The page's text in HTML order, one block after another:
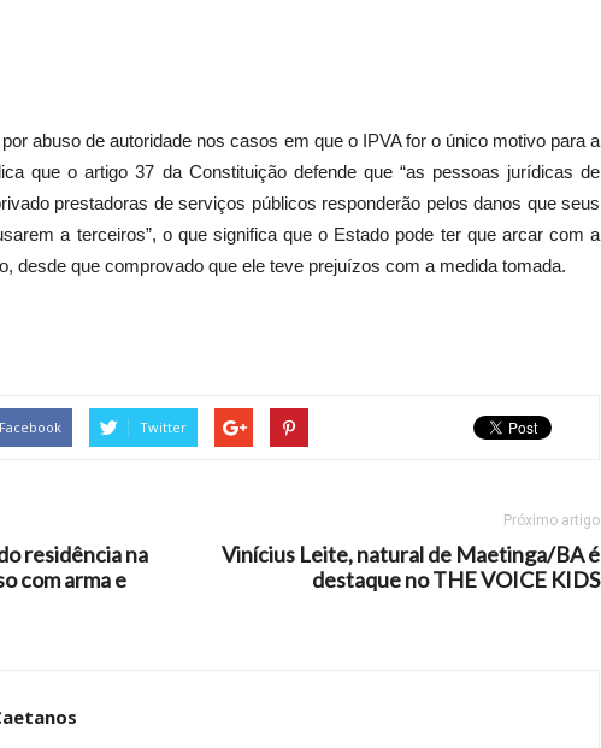
abuso de autoridade nos casos em que o IPVA for o único motivo para a
que o artigo 37 da Constituição defende que “as pessoas jurídicas de
prestadoras de serviços públicos responderão pelos danos que seus
a terceiros”, o que significa que o Estado pode ter que arcar com a
desde que comprovado que ele teve prejuízos com a medida tomada.
Facebook Twitter
residência na
com arma e
Próximo artigo
Vinícius Leite, natural de Maetinga/BA é
destaque no THE VOICE KIDS